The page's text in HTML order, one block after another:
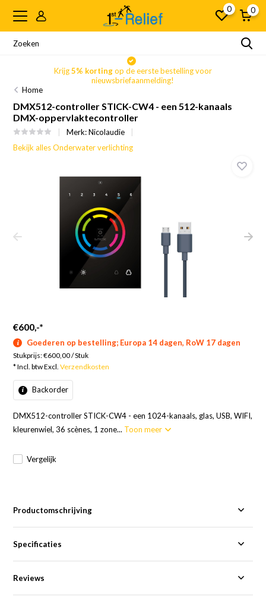
0 0
Krijg5% kortingop de eerste bestelling voor
nieuwsbriefaanmelding!
Home
DMX512-controller STICK-CW4 - een 512-kanaals
DMX-oppervlaktecontroller
Merk:Nicolaudie
Bekijk alles Onderwater verlichting
€600,-*
Goederen op bestelling; Europa 14 dagen, RoW 17 dagen
Stukprijs:€600,00/Stuk
* Incl. btw Excl.Verzendkosten
Backorder
DMX512-controller STICK-CW4 - een 1024-kanaals, glas, USB, WIFI,
kleurenwiel, 36 scènes, 1 zone... Toon meer
Vergelijk
Productomschrijving
Specificaties
Reviews